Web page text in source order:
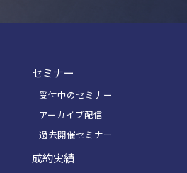
セミナー
受付中のセミナー
アーカイブ配信
過去開催セミナー
成約実績